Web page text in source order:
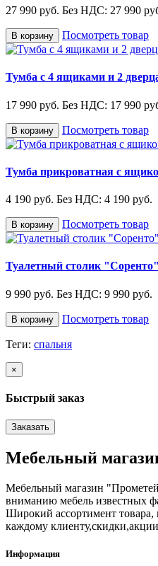
27 990 руб. Без НДС: 27 990
В корзину Посмотреть товар
Тумба с 4 ящиками и 2
17 990 руб. Без НДС: 17 990
В корзину Посмотреть товар
Тумба прикроватная с
4 190 руб. Без НДС: 4 190 руб.
В корзину Посмотреть товар
Туалетный столик
9 990 руб. Без НДС: 9 990 руб.
В корзину Посмотреть товар
Теги: спальня
×
Быстрый заказ
Заказать
Мебельный
Мебельный магазин
вниманию мебель известных
Широкий ассортимент
каждому
Информация